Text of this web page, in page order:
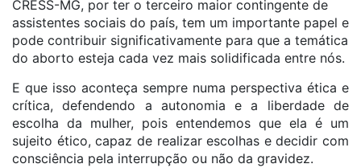
CRESS-MG, por ter o terceiro maior contingente de
assistentes sociais do país, tem um importante papel e
pode contribuir significativamente para que a temática
do aborto esteja cada vez mais solidificada entre nós.
E que isso aconteça sempre numa perspectiva ética e
crítica, defendendo a autonomia e a liberdade de
escolha da mulher, pois entendemos que ela é um
sujeito ético, capaz de realizar escolhas e decidir com
consciência pela interrupção ou não da gravidez.